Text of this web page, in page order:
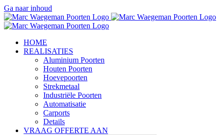
Ga naar inhoud
HOME
REALISATIES
Aluminium Poorten
Houten Poorten
Hoevepoorten
Strekmetaal
Industriële Poorten
Automatisatie
Carports
Details
VRAAG OFFERTE AAN